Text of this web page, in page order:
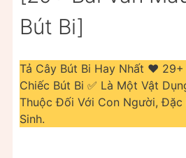
Bút Bi]
Tả Cây Bút Bi Hay Nhất ❤️️ 29+
Chiếc Bút Bi ✅ Là Một Vật
Thuộc Đối Với Con Người,
Sinh.